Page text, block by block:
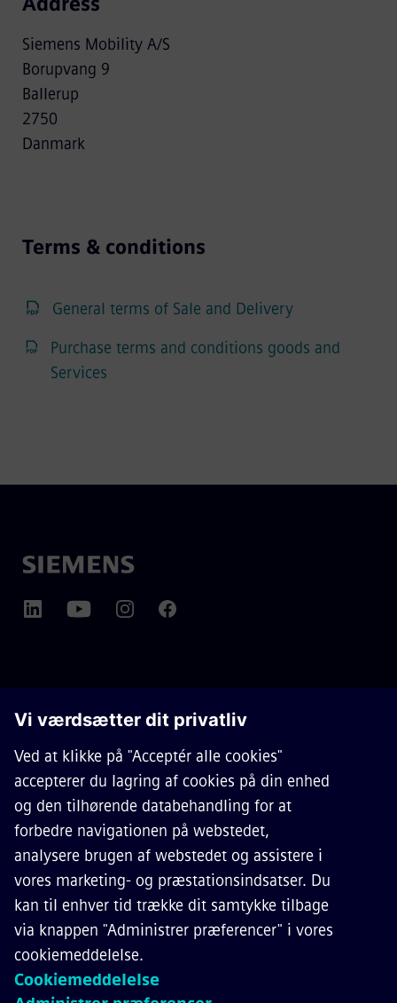
Siemens Mobility A/S
Borupvang 9
Ballerup
2750
Danmark
Terms & conditions
General terms of Sale and Delivery
Purchase terms and conditions goods and
Services
OM SIEMENS MOBILITY
KONTAKT OS
KARRIERE
© Siemens Mobility 2026
Privacy Notice
Cookie Notice